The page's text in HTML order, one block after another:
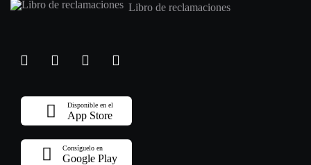
Libro de reclamaciones
Disponible en el
App Store
Consíguelo en
Google Play